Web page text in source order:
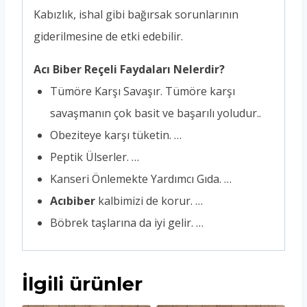
Kabızlık, ishal gibi bağırsak sorunlarının
giderilmesine de etki edebilir.
Acı Biber Reçeli Faydaları Nelerdir?
Tümöre Karşı Savaşır. Tümöre karşı
savaşmanın çok basit ve başarılı yoludur..
Obeziteye karşı tüketin. …
Peptik Ülserler. …
Kanseri Önlemekte Yardımcı Gıda. …
Acıbiber kalbimizi de korur. …
Böbrek taşlarına da iyi gelir. …
İlgili ürünler